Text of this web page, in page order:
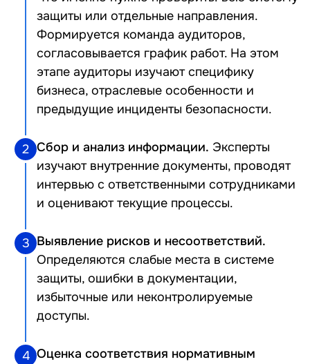
защиты или отдельные направления.
Формируется команда аудиторов,
согласовывается график работ. На этом
этапе аудиторы изучают специфику
бизнеса, отраслевые особенности и
предыдущие инциденты безопасности.
2 Сбор и анализ информации. Эксперты
изучают внутренние документы, проводят
интервью с ответственными сотрудниками
и оценивают текущие процессы.
3 Выявление рисков и несоответствий.
Определяются слабые места в системе
защиты, ошибки в документации,
избыточные или неконтролируемые
доступы.
4 Оценка соответствия нормативным